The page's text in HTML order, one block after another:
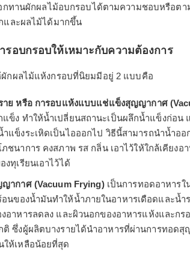
กทานผักผลไม้อบกรอบได้ตามความชอบหรือตา
และผลไม้ได้มากขึ้น
รอบกรอบให้เหมาะกับความต้องการ
ผักผลไม้แห้งกรอบที่นิยมมีอยู่ 2 แบบคือ
ย หรือ การอบแห้งแบบแช่แข็งสุญญากาศ
แข็ง ทำให้น้ำเปลี่ยนสถานะเป็นผลึกน้ำแข็งก่อ
ำแข็งระเหิดเป็นไอออกไป วิธีนี้สามารถนำน้ำอ
ชนาการ คงสภาพ รส กลิ่น เอาไว้ให้ใกล้เคียง
งทุเรียนเอาไว้ได้
ากาศ (Vacuum Frying)เป็นการทอดอาหารใ
นของน้ำมันทำให้น้ำภายในอาหารเดือดและน้ำ
อาหารลดลง และผิวนอกของอาหารแห้งและก
ซึ่งผู้ผลิตบางรายได้นำอาหารที่ผ่านการทอด
ให้เหลือน้อยที่สุด